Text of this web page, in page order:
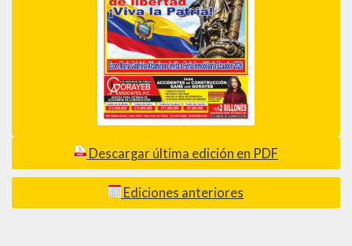
Descargar última edición en PDF
Ediciones anteriores